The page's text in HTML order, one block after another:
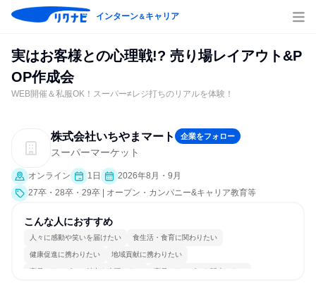
インターン＆キャリア
実はお客様との心理戦!? 売り場レイアウト&P
OP作成会
WEB開催＆私服OK！スーパー≠レジ打ちのリアルを体験！
株式会社いちやまマート 企業をフォロー
スーパーマーケット
オンライン 1日
2026年8月・9月
27卒・28卒・29卒 | オープン・カンパニー&キャリア教育等
こんな人におすすめ
人々に感動や笑いを届けたい 食生活・食育に関わりたい
健康促進に携わりたい 地域貢献に携わりたい
商品・サービスの魅力を表現したい 商品・サービスを販売したい